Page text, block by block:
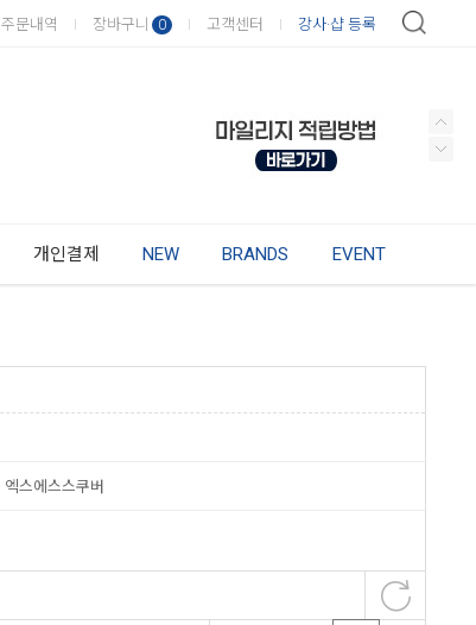
주문내역 장바구니 0 고객센터 강사·샵 등록
개인결제 NEW BRANDS EVENT
엑스에스스쿠버